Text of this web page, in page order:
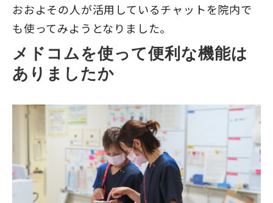
おおよその人が活用しているチャットを院内で
も使ってみようとなりました。
メドコムを使って便利な機能は
ありましたか